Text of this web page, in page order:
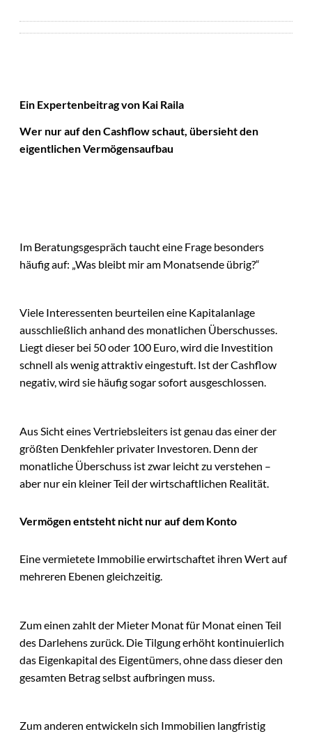
Ein Expertenbeitrag von Kai Raila
Wer nur auf den Cashflow schaut, übersieht den
eigentlichen Vermögensaufbau
Im Beratungsgespräch taucht eine Frage besonders
häufig auf: „Was bleibt mir am Monatsende übrig?“
Viele Interessenten beurteilen eine Kapitalanlage
ausschließlich anhand des monatlichen Überschusses.
Liegt dieser bei 50 oder 100 Euro, wird die Investition
schnell als wenig attraktiv eingestuft. Ist der Cashflow
negativ, wird sie häufig sogar sofort ausgeschlossen.
Aus Sicht eines Vertriebsleiters ist genau das einer der
größten Denkfehler privater Investoren. Denn der
monatliche Überschuss ist zwar leicht zu verstehen –
aber nur ein kleiner Teil der wirtschaftlichen Realität.
Vermögen entsteht nicht nur auf dem Konto
Eine vermietete Immobilie erwirtschaftet ihren Wert auf
mehreren Ebenen gleichzeitig.
Zum einen zahlt der Mieter Monat für Monat einen Teil
des Darlehens zurück. Die Tilgung erhöht kontinuierlich
das Eigenkapital des Eigentümers, ohne dass dieser den
gesamten Betrag selbst aufbringen muss.
Zum anderen entwickeln sich Immobilien langfristig